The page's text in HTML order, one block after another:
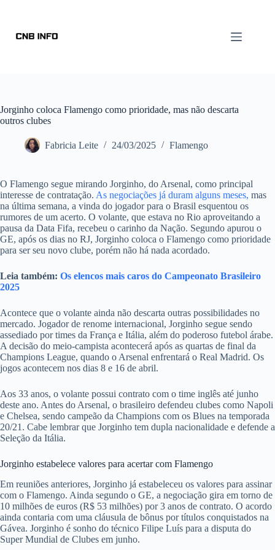
Jorginho coloca Flamengo como prioridade, mas não descarta
outros clubes
Fabricia Leite 24/03/2025 Flamengo
O Flamengo segue mirando Jorginho, do Arsenal, como principal
interesse de contratação. As negociações já duram alguns meses, mas
na última semana, a vinda do jogador para o Brasil esquentou os
rumores de um acerto. O volante, que estava no Rio aproveitando a
pausa da Data Fifa, recebeu o carinho da Nação. Segundo apurou o
GE, após os dias no RJ, Jorginho coloca o Flamengo como prioridade
para ser seu novo clube, porém não há nada acordado.
Leia também: Os elencos mais caros do Campeonato Brasileiro
2025
Acontece que o volante ainda não descarta outras possibilidades no
mercado. Jogador de renome internacional, Jorginho segue sendo
assediado por times da França e Itália, além do poderoso futebol árabe.
A decisão do meio-campista acontecerá após as quartas de final da
Champions League, quando o Arsenal enfrentará o Real Madrid. Os
jogos acontecem nos dias 8 e 16 de abril.
Aos 33 anos, o volante possui contrato com o time inglês até junho
deste ano. Antes do Arsenal, o brasileiro defendeu clubes como Napoli
e Chelsea, sendo campeão da Champions com os Blues na temporada
20/21. Cabe lembrar que Jorginho tem dupla nacionalidade e defende a
Seleção da Itália.
Jorginho estabelece valores para acertar com Flamengo
Em reuniões anteriores, Jorginho já estabeleceu os valores para assinar
com o Flamengo. Ainda segundo o GE, a negociação gira em torno de
10 milhões de euros (R$ 53 milhões) por 3 anos de contrato. O acordo
ainda contaria com uma cláusula de bônus por títulos conquistados na
Gávea. Jorginho é sonho do técnico Filipe Luís para a disputa do
Super Mundial de Clubes em junho.